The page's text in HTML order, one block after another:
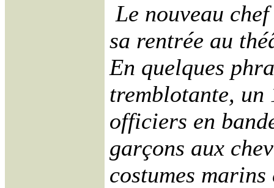
Le nouveau
sa rentrée au
En quelques
tremblotante, un
officiers en
garçons aux
costumes